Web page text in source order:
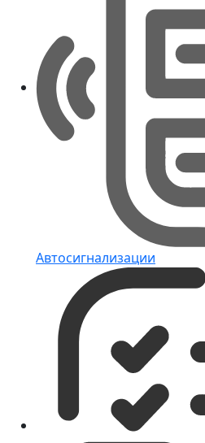
Автосигнализации